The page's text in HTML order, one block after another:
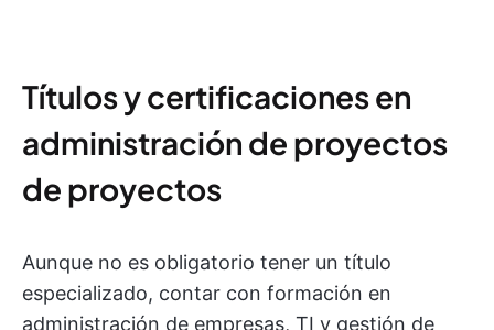
Títulos y certificaciones en
administración de proyectos
de proyectos
Aunque no es obligatorio tener un título
especializado, contar con formación en
administración de empresas, TI y gestión de